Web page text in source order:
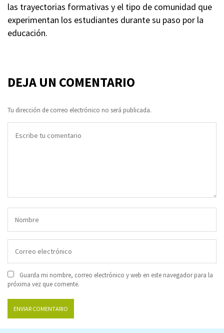
las trayectorias formativas y el tipo de comunidad que
experimentan los estudiantes durante su paso por la
educación.
DEJA UN COMENTARIO
Tu dirección de correo electrónico no será publicada.
Guarda mi nombre, correo electrónico y web en este navegador para la
próxima vez que comente.